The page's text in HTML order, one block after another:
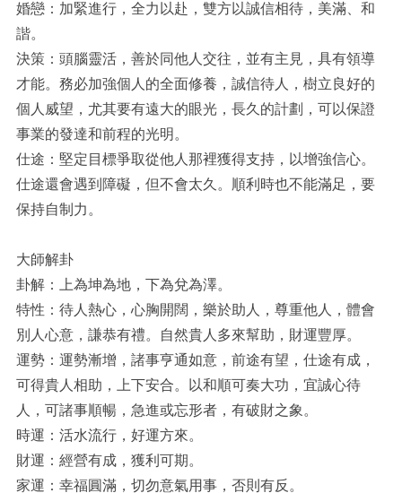
婚戀：加緊進行，全力以赴，雙方以誠信相待，美滿、和
諧。
決策：頭腦靈活，善於同他人交往，並有主見，具有領導
才能。務必加強個人的全面修養，誠信待人，樹立良好的
個人威望，尤其要有遠大的眼光，長久的計劃，可以保證
事業的發達和前程的光明。
仕途：堅定目標爭取從他人那裡獲得支持，以增強信心。
仕途還會遇到障礙，但不會太久。順利時也不能滿足，要
保持自制力。
大師解卦
卦解：上為坤為地，下為兌為澤。
特性：待人熱心，心胸開闊，樂於助人，尊重他人，體會
別人心意，謙恭有禮。自然貴人多來幫助，財運豐厚。
運勢：運勢漸增，諸事亨通如意，前途有望，仕途有成，
可得貴人相助，上下安合。以和順可奏大功，宜誠心待
人，可諸事順暢，急進或忘形者，有破財之象。
時運：活水流行，好運方來。
財運：經營有成，獲利可期。
家運：幸福圓滿，切勿意氣用事，否則有反。